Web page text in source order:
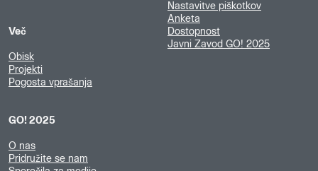
Več
Obisk
Projekti
Pogosta vprašanja
GO! 2025
O nas
Pridružite se nam
Nastavitve piškotkov
Anketa
Dostopnost
Javni Zavod GO! 2025